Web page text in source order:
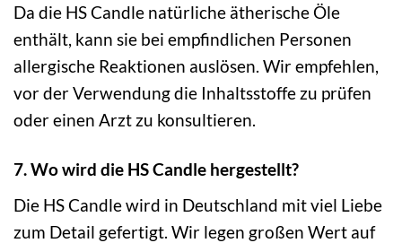
Da die HS Candle natürliche ätherische Öle
enthält, kann sie bei empfindlichen Personen
allergische Reaktionen auslösen. Wir empfehlen,
vor der Verwendung die Inhaltsstoffe zu prüfen
oder einen Arzt zu konsultieren.
7. Wo wird die HS Candle hergestellt?
Die HS Candle wird in Deutschland mit viel Liebe
zum Detail gefertigt. Wir legen großen Wert auf